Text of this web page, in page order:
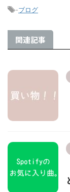
-ブログ
関連記事